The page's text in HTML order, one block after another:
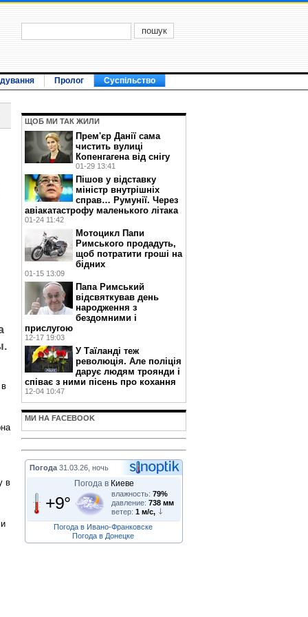
Пролог Суспільство
в
ЩОБ МИ ТАК ЖИЛИ
Прем'єр Данії сама
чистить вулиці
Копенгагена від снігу
01-29 13:41
Пішов у відставку
міністр внутрішніх
справ… Румунії. Через
авіакатастрофу маленького літака
01-24 11:42
Мотоцикл Папи
Римського продадуть,
щоб потратити гроші на
бідних
01-15 13:09
Папа Римський
відсвяткував день
народження з
бездомними і
прислугою
12-17 19:03
У Таїланді теж
революція. Але поліція
дарує людям троянди і
співає з ними пісень про кохання
12-04 10:47
МИ НА FACEBOOK
Погода 31.03.26, ночь
Погода в Киеве
+9° влажность: 79%
давление: 738 мм
ветер: 1 м/с,
Погода в Ивано-Франковске
Погода в Донецке